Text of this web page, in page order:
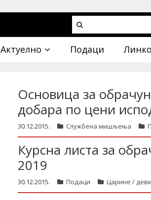
Актуелно Подаци
Основица за
добара по цени
30.12.2015. Службена мишљења
Курсна листа за
2019
30.12.2015. Подаци Царине /